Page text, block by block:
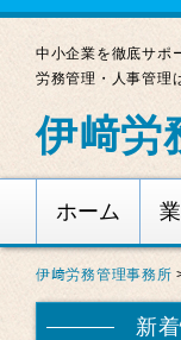
中小企業を徹底サポ
労務管理・人事管理
伊﨑労
ホーム
伊﨑労務管理事務所
新